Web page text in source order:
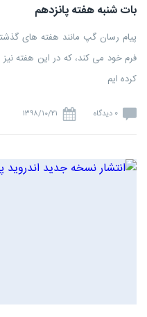
بات شنبه هفته پانزدهم
پیام رسان گپ مانند هفته های
فرم خود می کند، که در این هفته
کرده ایم
0 دیدگاه ۱۳۹۸/۱۰/۲۱